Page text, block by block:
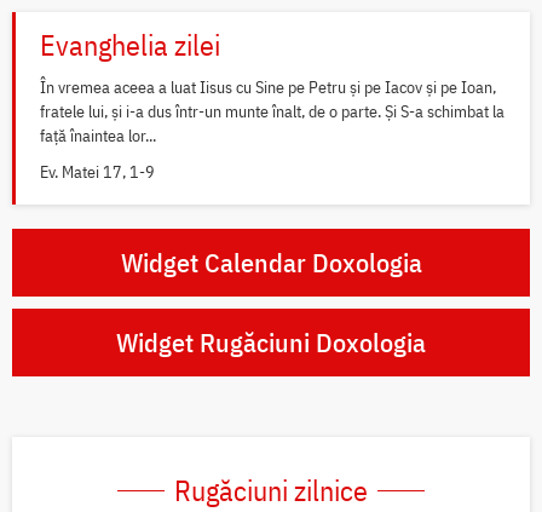
Evanghelia zilei
În vremea aceea a luat Iisus cu Sine pe Petru și pe Iacov și pe Ioan,
fratele lui, și i-a dus într-un munte înalt, de o parte. Și S-a schimbat la
față înaintea lor...
Ev. Matei 17, 1-9
Widget Calendar Doxologia
Widget Rugăciuni Doxologia
Rugăciuni zilnice